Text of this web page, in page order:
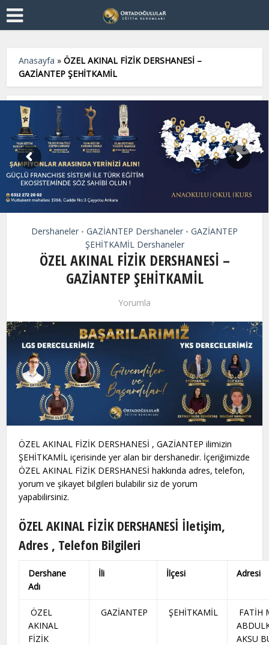
Anasayfa »ÖZEL AKINAL FİZİK DERSHANESİ –
GAZİANTEP ŞEHİTKAMİL
Dershaneler • GAZİANTEP Dershaneler • GAZİANTEP
ŞEHİTKAMİL Dershaneler
ÖZEL AKINAL FİZİK DERSHANESİ –
GAZİANTEP ŞEHİTKAMİL
Yorumla
ÖZEL AKINAL FİZİK DERSHANESİ , GAZİANTEP ilimizin
ŞEHİTKAMİL içerisinde yer alan bir dershanedir. İçeriğimizde
ÖZEL AKINAL FİZİK DERSHANESİ hakkında adres, telefon,
yorum ve şikayet bilgileri bulabilir siz de yorum
yapabilirsiniz.
ÖZEL AKINAL FİZİK DERSHANESİ İletişim,
Adres , Telefon Bilgileri
Dershane
Adı
İli İlçesi Adresi
ÖZEL
AKINAL
FİZİK
GAZİANTEP ŞEHİTKAMİL
FATİH
AKSU